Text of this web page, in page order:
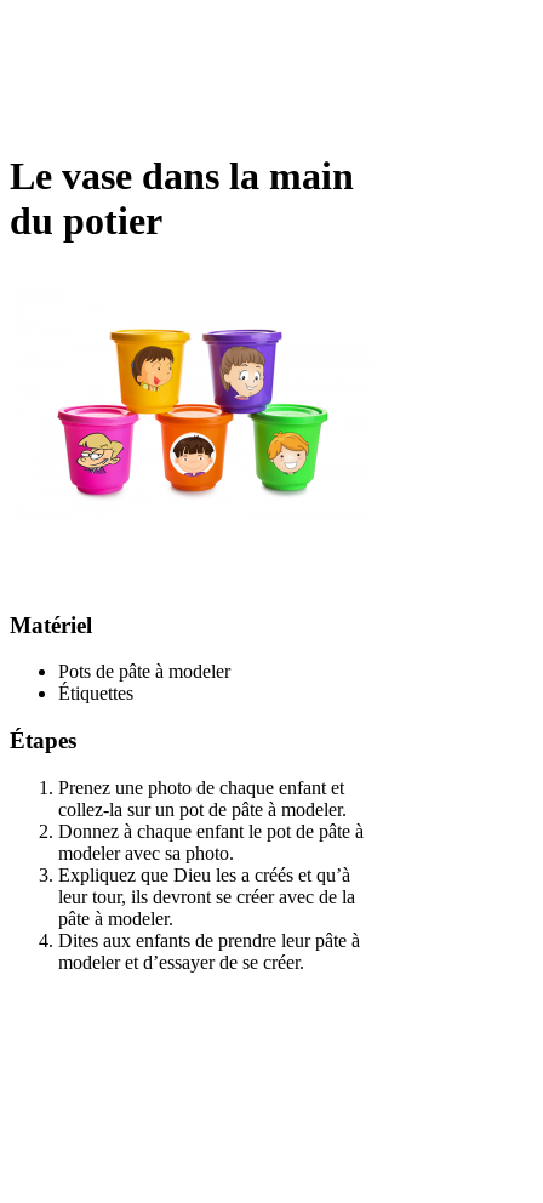
Le vase dans la main
du potier
Matériel
Pots de pâte à modeler
Étiquettes
Étapes
Prenez une photo de chaque enfant et
collez-la sur un pot de pâte à modeler.
Donnez à chaque enfant le pot de pâte à
modeler avec sa photo.
Expliquez que Dieu les a créés et qu’à
leur tour, ils devront se créer avec de la
pâte à modeler.
Dites aux enfants de prendre leur pâte à
modeler et d’essayer de se créer.